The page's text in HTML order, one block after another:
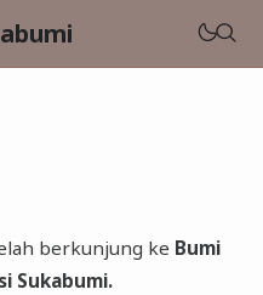
berkunjung ke Bumi
Sukabumi.